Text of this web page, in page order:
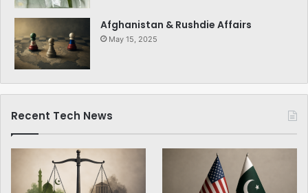
Afghanistan & Rushdie Affairs
May 15, 2025
Recent Tech News